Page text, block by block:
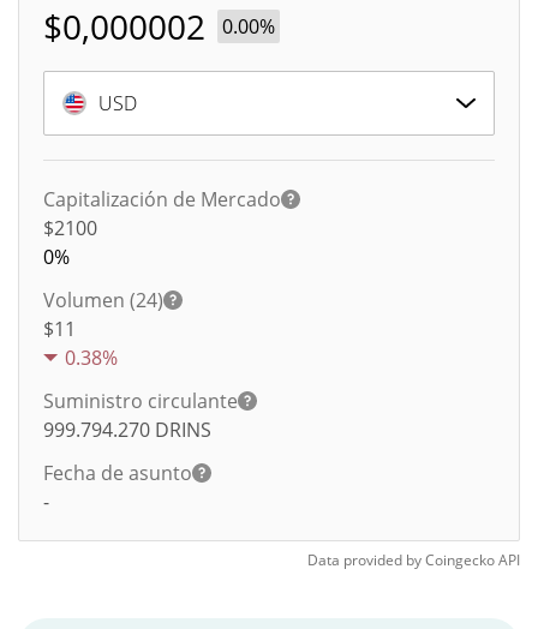
$0,000002 0.00%
USD
Capitalización de Mercado
$2100
0%
Volumen (24)
$11
0.38%
Suministro circulante
999.794.270 DRINS
Fecha de asunto
-
Data provided byCoingeckoAPI